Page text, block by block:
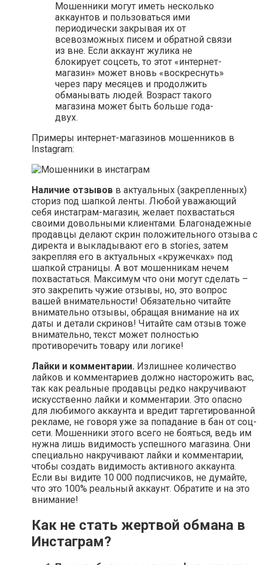
Мошенники могут иметь несколько
аккаунтов и пользоваться ими
периодически закрывая их от
всевозможных писем и обратной связи
из вне. Если аккаунт жулика не
блокирует соцсеть, то этот «интернет-
магазин» может вновь «воскреснуть»
через пару месяцев и продолжить
обманывать людей. Возраст такого
магазина может быть больше года-
двух.
Примеры интернет-магазинов мошенников в
Instagram:
Наличие отзывов в актуальных (закрепленных)
сториз под шапкой ленты. Любой уважающий
себя инстаграм-магазин, желает похвастаться
своими довольными клиентами. Благонадежные
продавцы делают скрин положительного отзыва с
директа и выкладывают его в stories, затем
закрепляя его в актуальных «кружечках» под
шапкой страницы. А вот мошенникам нечем
похвастаться. Максимум что они могут сделать –
это закрепить чужие отзывы, но, это вопрос
вашей внимательности! Обязательно читайте
внимательно отзывы, обращая внимание на их
даты и детали скринов! Читайте сам отзыв тоже
внимательно, текст может полностью
противоречить товару или логике!
Лайки и комментарии. Излишнее количество
лайков и комментариев должно насторожить вас,
так как реальные продавцы редко накручивают
искусственно лайки и комментарии. Это опасно
для любимого аккаунта и вредит таргетированной
рекламе, не говоря уже за попадание в бан от соц-
сети. Мошенники этого всего не бояться, ведь им
нужна лишь видимость успешного магазина. Они
специально накручивают лайки и комментарии,
чтобы создать видимость активного аккаунта.
Если вы видите 10 000 подписчиков, не думайте,
что это 100% реальный аккаунт. Обратите и на это
внимание!
Как не стать жертвой обмана в
Инстаграм?